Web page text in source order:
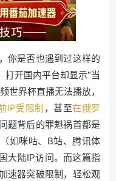
你是否也遇到过这样的
打开国内平台却显示“当
世界杯直播无法播放，
IP受限制 ，甚至在俄罗
背后的罪魁祸首都是
如咪咕、B站、腾讯体
大陆IP访问。而这篇指
速器突破限制，轻松观